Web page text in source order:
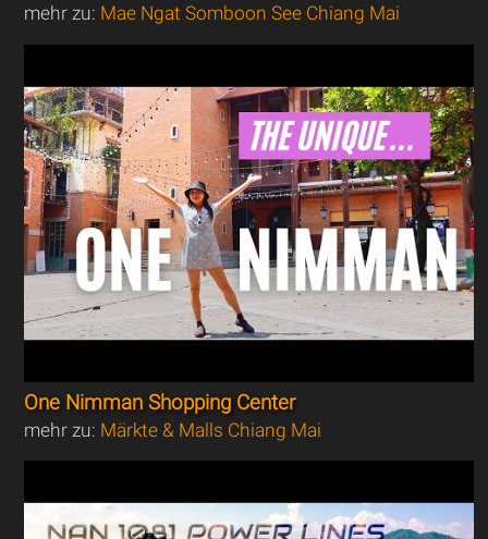
mehr zu: Mae Ngat Somboon See Chiang Mai
One Nimman Shopping Center
mehr zu: Märkte & Malls Chiang Mai